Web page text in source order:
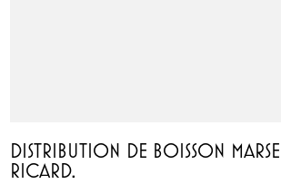
DISTRIBUTION DE BOISSON
RICARD.